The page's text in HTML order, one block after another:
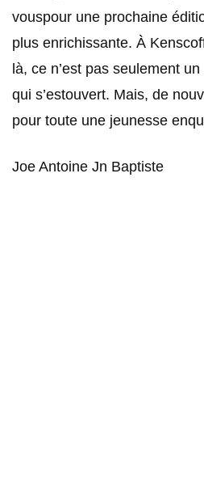
vouspour une prochaine
plus enrichissante. À
là, ce n’est pas seulement un
qui s’estouvert. Mais, de
pour toute une jeunesse
Joe Antoine Jn Baptiste